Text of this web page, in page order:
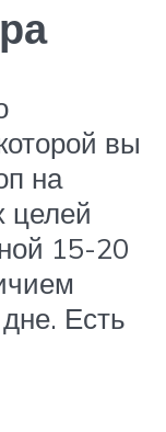
вы
на
целей
15-20
Есть